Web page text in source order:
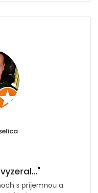
s príjemnou a